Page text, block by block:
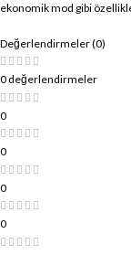
ekonomik mod gibi
Değerlendirmeler (0)
0 değerlendirmeler
0
0
0
0